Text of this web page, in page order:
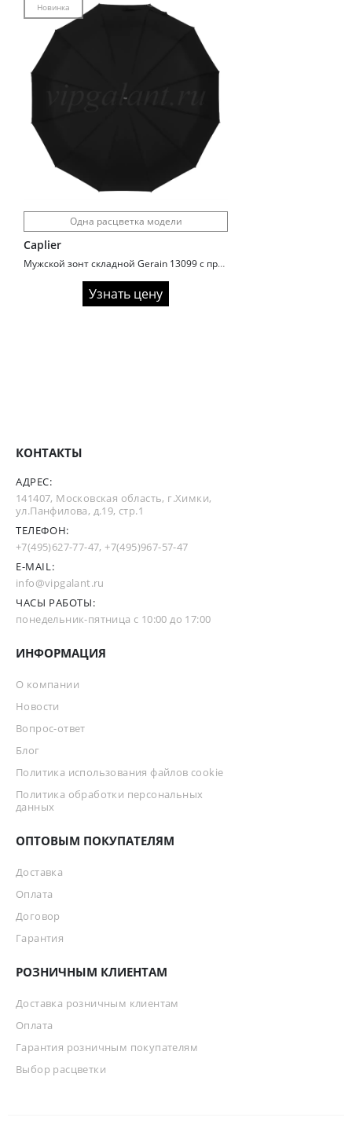
Новинка
Одна расцветка модели
Caplier
Мужской зонт складной Gerain 13099 с прямой ручкой
Узнать цену
КОНТАКТЫ
АДРЕС:
141407, Московская область, г.Химки,
ул.Панфилова, д.19, стр.1
ТЕЛЕФОН:
+7(495)627-77-47,+7(495)967-57-47
E-MAIL:
info@vipgalant.ru
ЧАСЫ РАБОТЫ:
понедельник-пятница с 10:00 до 17:00
ИНФОРМАЦИЯ
О компании
Новости
Вопрос-ответ
Блог
Политика использования файлов cookie
Политика обработки персональных
данных
ОПТОВЫМ ПОКУПАТЕЛЯМ
Доставка
Оплата
Договор
Гарантия
РОЗНИЧНЫМ КЛИЕНТАМ
Доставка розничным клиентам
Оплата
Гарантия розничным покупателям
Выбор расцветки